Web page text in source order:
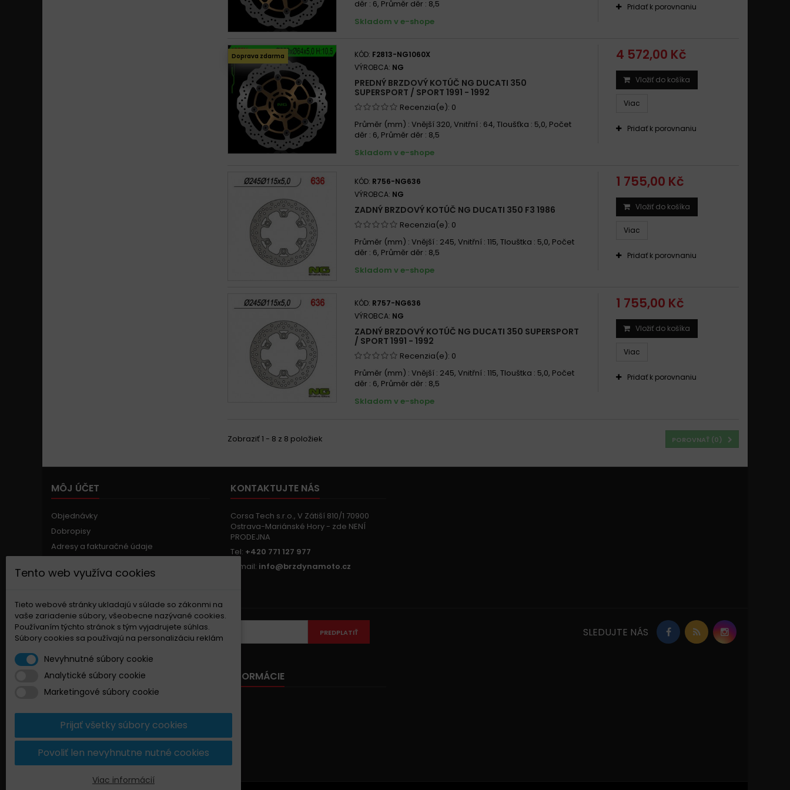
děr : 6, Průměr děr : 8,5
Skladom v e-shope
Pridať k porovnaniu
Doprava zdarma KÓD: F2813-NG1060X
VÝROBCA: NG
PREDNÝ BRZDOVÝ KOTÚČ NG DUCATI 350
SUPERSPORT / SPORT 1991 - 1992
Recenzia(e): 0
Průměr (mm) : Vnější 320, Vnitřní : 64, Tloušťka : 5,0, Počet
děr : 6, Průměr děr : 8,5
Skladom v e-shope
4 572,00 Kč
Vložiť do košíka
Viac
Pridať k porovnaniu
KÓD: R756-NG636
VÝROBCA: NG
ZADNÝ BRZDOVÝ KOTÚČ NG DUCATI 350 F3 1986
Recenzia(e): 0
Průměr (mm) : Vnější : 245, Vnitřní : 115, Tlouštka : 5,0, Počet
děr : 6, Průměr děr : 8,5
Skladom v e-shope
1 755,00 Kč
Vložiť do košíka
Viac
Pridať k porovnaniu
KÓD: R757-NG636
VÝROBCA: NG
ZADNÝ BRZDOVÝ KOTÚČ NG DUCATI 350 SUPERSPORT
/ SPORT 1991 - 1992
Recenzia(e): 0
Průměr (mm) : Vnější : 245, Vnitřní : 115, Tlouštka : 5,0, Počet
děr : 6, Průměr děr : 8,5
Skladom v e-shope
1 755,00 Kč
Vložiť do košíka
Viac
Pridať k porovnaniu
POROVNAŤ (0)
Zobraziť 1 - 8 z 8 položiek
MÔJ ÚČET
Objednávky
Dobropisy
Adresy a fakturačné údaje
Zľavové kupóny
KONTAKTUJTE NÁS
Corsa Tech s.r.o., V Zátiší 810/1 70900
Ostrava-Mariánské Hory - zde NENÍ
PRODEJNA
Tel: +420 771 127 977
E-mail: info@brzdynamoto.cz
ZASIELANIE NOVINIEK PREDPLATIŤ SLEDUJTE NÁS
NAŠA PONUKA
Nové produkty
Najpredávanejšie
Kontaktujte nás
Mapa stránky
INFORMÁCIE
Tento web využíva cookies
Tieto webové stránky ukladajú v súlade so zákonmi na
vaše zariadenie súbory, všeobecne nazývané cookies.
Používaním týchto stránok s tým vyjadrujete súhlas.
Súbory cookies sa používajú na personalizáciu reklám
Nevyhnutné súbory cookie
Analytické súbory cookie
Marketingové súbory cookie
Prijať všetky súbory cookies
Povoliť len nevyhnutne nutné cookies
Viac informácií